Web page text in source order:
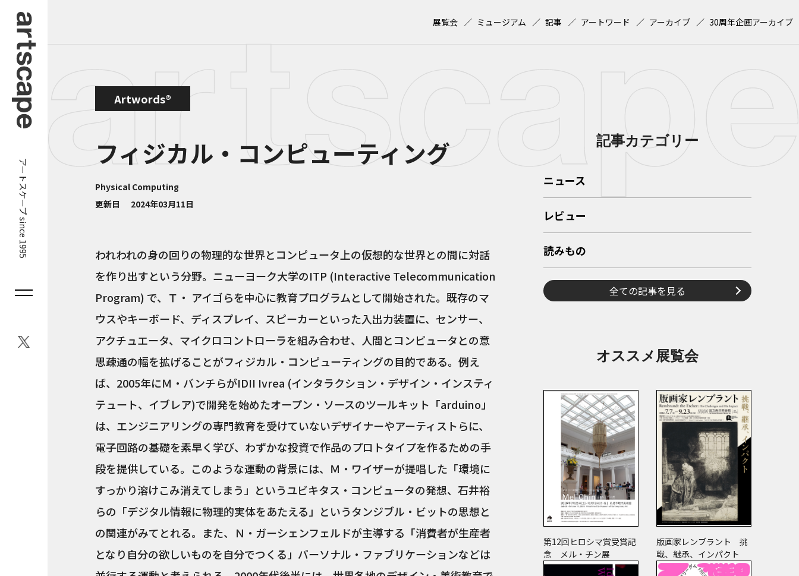
アートスケープ since 1995
展覧会 ミュージアム 記事 アートワード アーカイブ 30周年企画アーカイブ
Artwords®
フィジカル・コンピューティング
Physical Computing
更新日
2024年03月11日
われわれの身の回りの物理的な世界とコンピュータ上の仮想的な世界との間に対話
を作り出すという分野。ニューヨーク大学のITP (Interactive Telecommunication
Program) で、Ｔ・ アイゴらを中心に教育プログラムとして開始された。既存のマ
ウスやキーボード、ディスプレイ、スピーカーといった入出力装置に、センサー、
アクチュエータ、マイクロコントローラを組み合わせ、人間とコンピュータとの意
思疎通の幅を拡げることがフィジカル・コンピューティングの目的である。例え
ば、2005年にＭ・バンチらがIDII Ivrea (インタラクション・デザイン・インスティ
テュート、イブレア)で開発を始めたオープン・ソースのツールキット「arduino」
は、エンジニアリングの専門教育を受けていないデザイナーやアーティストらに、
電子回路の基礎を素早く学び、わずかな投資で作品のプロトタイプを作るための手
段を提供している。このような運動の背景には、Ｍ・ワイザーが提唱した「環境に
すっかり溶けこみ消えてしまう」というユビキタス・コンピュータの発想、石井裕
らの「デジタル情報に物理的実体をあたえる」というタンジブル・ビットの思想と
の関連がみてとれる。また、Ｎ・ガーシェンフェルドが主導する「消費者が生産者
となり自分の欲しいものを自分でつくる」パーソナル・ファブリケーションなどは
記事カテゴリー
ニュース
レビュー
読みもの
全ての記事を見る
オススメ展覧会
第12回ヒロシマ賞受賞記
念 メル・チン展
版画家レンブラント 挑
戦、継承、インパクト